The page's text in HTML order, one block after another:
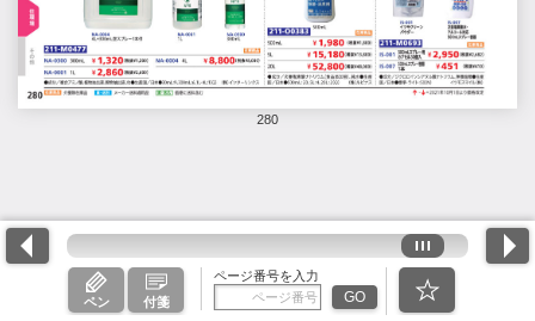
280
ペン 付箋
ページ番号を入力
GO